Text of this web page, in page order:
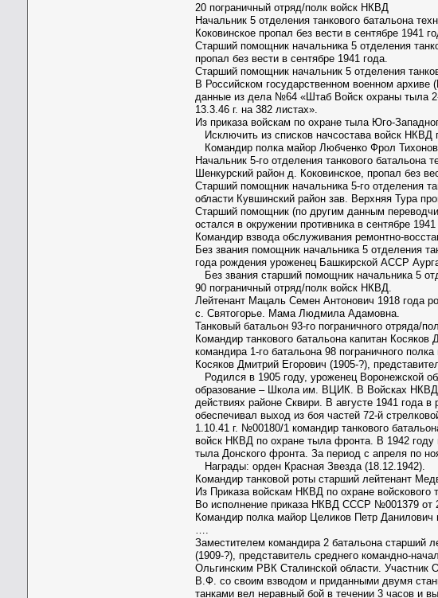
20 пограничный отряд/полк войск НКВД
Начальник 5 отделения танкового батальона
Коковинское пропал без вести в сентябре 1941
Старший помощник начальника 5 отделения
пропал без вести в сентябре 1941 года.
Старший помощник начальник 5 отделения
В Российском государственном военном
данные из дела №64 «Штаб Войск охраны тыла
13.3.46 г. на 382 листах».
Из приказа войскам по охране тыла Юго-
Исключить из списков начсостава войск НКВД
Командир полка майор Любченко Фрол
Начальник 5-го отделения танкового
Шенкурский район д. Коковинское, пропал без
Старший помощник начальника 5-го отделения
области Кувшинский район зав. Верхняя Тура
Старший помощник (по другим данным
остался в окружении противника в сентябре 1941
Командир взвода обслуживания ремонтно-
Без звания помощник начальника 5 отделения
года рождения уроженец Башкирской АССР
Без звания старший помощник начальника 5
90 пограничный отряд/полк войск НКВД.
Лейтенант Мацаль Семен Антонович 1918 года
с. Святогорье. Мама Людмила Адамовна.
Танковый батальон 93-го пограничного отряда/
Командир танкового батальона капитан
командира 1-го батальона 98 пограничного
Косяков Дмитрий Егорович (1905-?),
Родился в 1905 году, уроженец Воронежской
образование – Школа им. ВЦИК. В Войсках НКВД
действиях районе Сквири. В августе 1941 года
обеспечивал выход из боя частей 72-й
1.10.41 г. №00180/1 командир танкового
войск НКВД по охране тыла фронта. В 1942 году
тыла Донского фронта. За период с апреля по
Награды: орден Красная Звезда (18.12.1942).
Командир танковой роты старший лейтенант
Из Приказа войскам НКВД по охране
Во исполнение приказа НКВД СССР №001379 от
Командир полка майор Целиков Петр Данилович
Заместителем командира 2 батальона старший
(1909-?), представитель среднего командно-
Ольгинским РВК Сталинской области. Участник
В.Ф. со своим взводом и приданными двумя
танками вел неравный бой в течении 3 часов и